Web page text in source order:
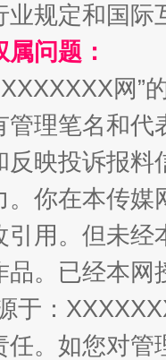
规模
规定和国
问题：
网”
理笔名和
反映投诉报
。你在本传
用。但未
品。已经本
于：
任。如您对